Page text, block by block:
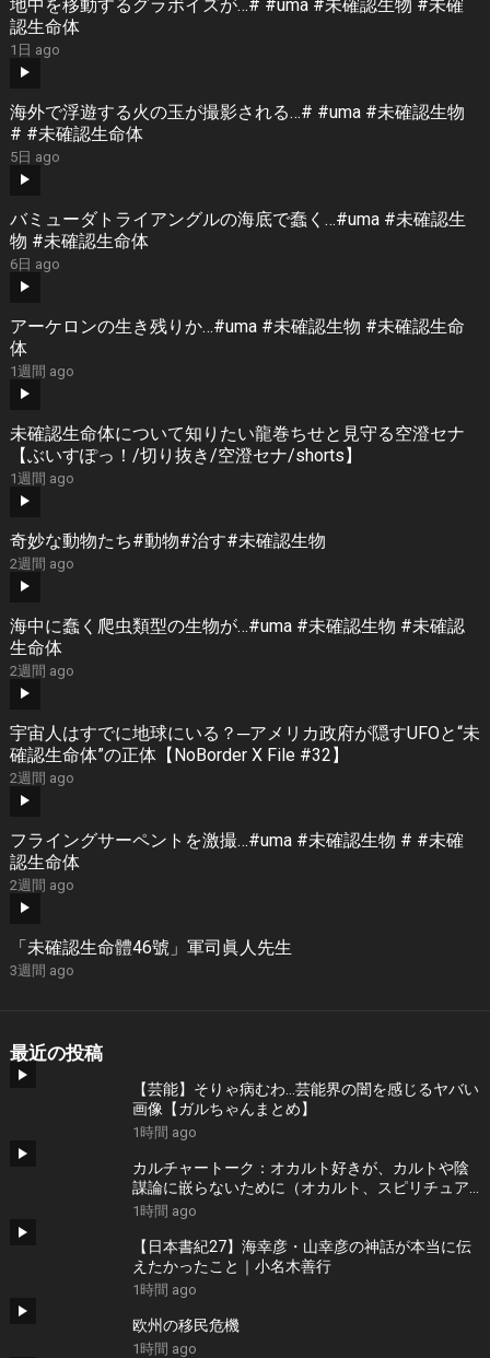
地中を移動するグラボイズが…# #uma #未確認生物 #未確
認生命体
1日 ago
海外で浮遊する火の玉が撮影される…# #uma #未確認生物
# #未確認生命体
5日 ago
バミューダトライアングルの海底で蠢く…#uma #未確認生
物 #未確認生命体
6日 ago
アーケロンの生き残りか…#uma #未確認生物 #未確認生命
体
1週間 ago
未確認生命体について知りたい龍巻ちせと見守る空澄セナ
【ぶいすぽっ！/切り抜き/空澄セナ/shorts】
1週間 ago
奇妙な動物たち#動物#治す#未確認生物
2週間 ago
海中に蠢く爬虫類型の生物が…#uma #未確認生物 #未確認
生命体
2週間 ago
宇宙人はすでに地球にいる？─アメリカ政府が隠すUFOと“未
確認生命体”の正体【NoBorder X File #32】
2週間 ago
フライングサーペントを激撮…#uma #未確認生物 # #未確
認生命体
2週間 ago
「未確認生命體46號」軍司眞人先生
3週間 ago
最近の投稿
【芸能】そりゃ病むわ…芸能界の闇を感じるヤバい
画像【ガルちゃんまとめ】
1時間 ago
カルチャートーク：オカルト好きが、カルトや陰
謀論に嵌らないために（オカルト、スピリチュア
ル、悪徳商法研究家・雨宮純）
1時間 ago
【日本書紀27】海幸彦・山幸彦の神話が本当に伝
えたかったこと｜小名木善行
1時間 ago
欧州の移民危機
1時間 ago